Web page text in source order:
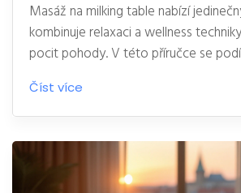
Masáž na milking table nabízí
kombinuje relaxaci a wellness
pocit pohody. V této příručce se
taková masáž obnáší, jak probíhá, a
zkušenosti očekávat. Dozvíte se, jak
specializovaná masáž přinést úlevu
tělesnou pohodu. Poskytneme také
praktických tipů pro ty, kteří chtějí
vyzkoušet.
Číst více